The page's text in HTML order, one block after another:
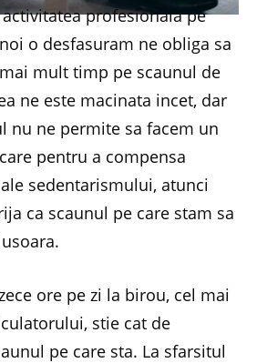
profesionala pe
o desfasuram ne obliga sa
mult timp pe scaunul de
ne este macinata incet, dar
nu ne permite sa facem un
pentru a compensa
sedentarismului, atunci
ca scaunul pe care stam sa
ore pe zi la birou, cel mai
stie cat de
pe care sta. La sfarsitul